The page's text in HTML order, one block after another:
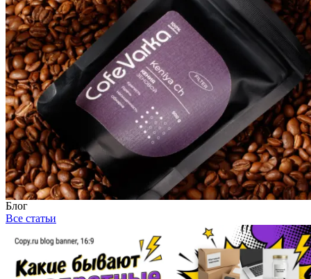
Блог
Все статьи